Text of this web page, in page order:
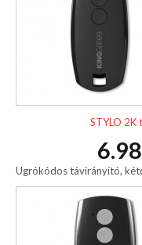
STYLO 2K
Ugrókódos távirányító,